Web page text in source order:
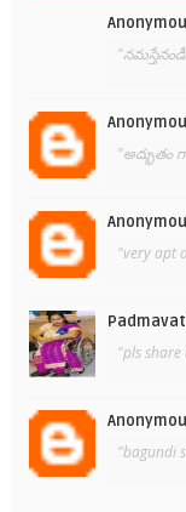
"అద్భుతం
"very apt
"pls
"bagundi